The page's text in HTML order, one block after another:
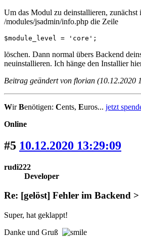
Um das Modul zu deinstallieren, zunächst
/modules/jsadmin/info.php die Zeile
$module_level = 'core';
löschen. Dann normal übers Backend
neuinstallieren. Ich hänge den Installier
Beitrag geändert von florian (10.12.2020
WirBenötigen: Cents, Euros... jetzt
Online
#5 10.12.2020 13:29:09
rudi222
Developer
Re: [gelöst] Fehler im Backend >
Super, hat geklappt!
Danke und Gruß